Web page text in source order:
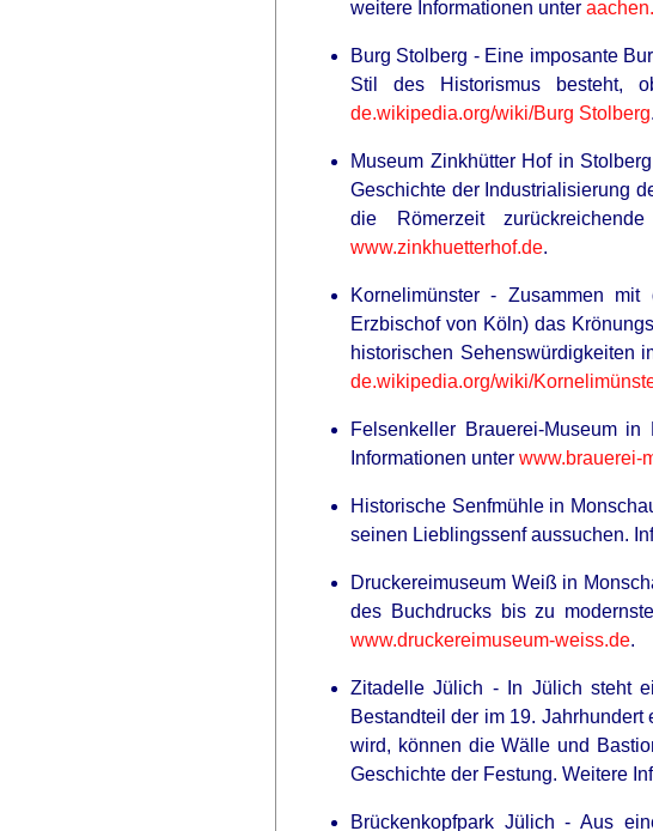
weitere Informationen unter
Burg Stolberg - Eine imposante
Stil des Historismus besteht,
de.wikipedia.org/wiki/Burg Stolberg.
Museum Zinkhütter Hof in
Geschichte der Industrialisierung
die Römerzeit
www.zinkhuetterhof.de.
Kornelimünster - Zusammen
Erzbischof von Köln) das
historischen Sehenswürdigkeiten
de.wikipedia.org/wiki/
Felsenkeller Brauerei-Museum
Informationen unter www.brauerei-
Historische Senfmühle in
seinen Lieblingssenf aussuchen.
Druckereimuseum Weiß in
des Buchdrucks bis zu
www.druckereimuseum-weiss.de.
Zitadelle Jülich - In Jülich steht
Bestandteil der im 19.
wird, können die Wälle und
Geschichte der Festung. Weitere
Brückenkopfpark Jülich - Aus